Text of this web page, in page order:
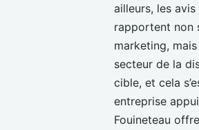
ailleurs, les
rapportent non
marketing,
secteur de la
cible, et cela
entreprise
Fouineteau